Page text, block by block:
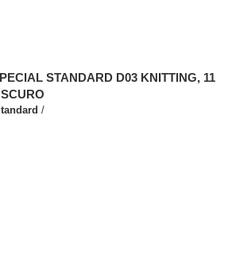
STANDARD D03 KNITTING, 11
/